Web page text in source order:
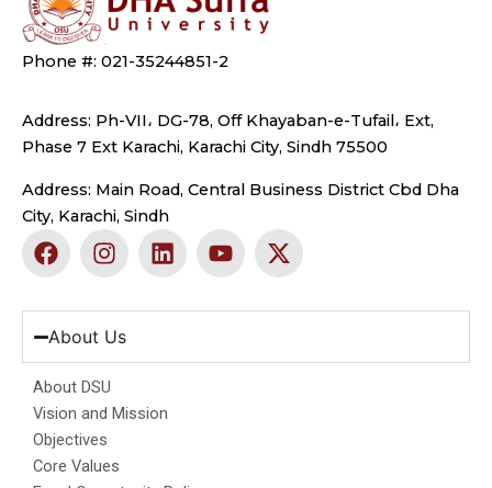
Phone #: 021-35244851-2
Address: Ph-VII، DG-78, Off Khayaban-e-Tufail، Ext,
Phase 7 Ext Karachi, Karachi City, Sindh 75500
Address: Main Road, Central Business District Cbd Dha
City, Karachi, Sindh
F
a
e
b
o
o
k
I
n
t
a
g
r
a
m
L
i
k
d
n
Y
o
t
b
X
-
w
t
About Us
About DSU
Vision and Mission
Objectives
Core Values